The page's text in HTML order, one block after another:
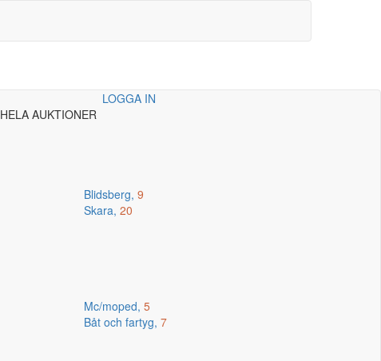
LOGGA IN
HELA AUKTIONER
Blidsberg, 9
Skara, 20
Mc/moped, 5
Båt och fartyg, 7